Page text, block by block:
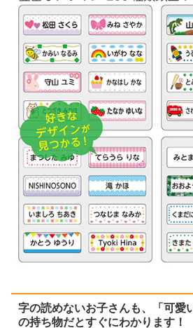
字の読めないお子さんも、「可愛
の持ち物だとすぐにわかります！